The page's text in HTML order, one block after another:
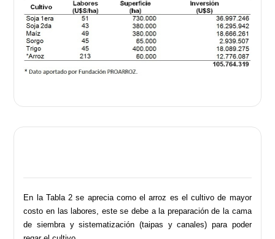
En la Tabla 2 se aprecia como el arroz es el cultivo de mayor
costo en las labores, este se debe a la preparación de la cama
de siembra y sistematización (taipas y canales) para poder